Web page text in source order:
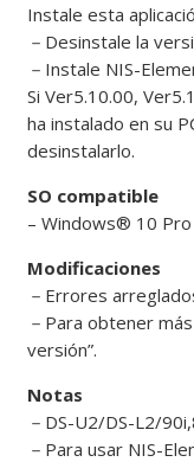
Instale esta
－ Desinstale la
－ Instale NIS-
Si Ver5.10.00,
ha instalado en su
desinstalarlo.
SO compatible
– Windows® 10
Modificaciones
－ Errores
－ Para obtener
versión”.
Notas
－ DS-U2/DS-L2/
－ Para usar NIS-